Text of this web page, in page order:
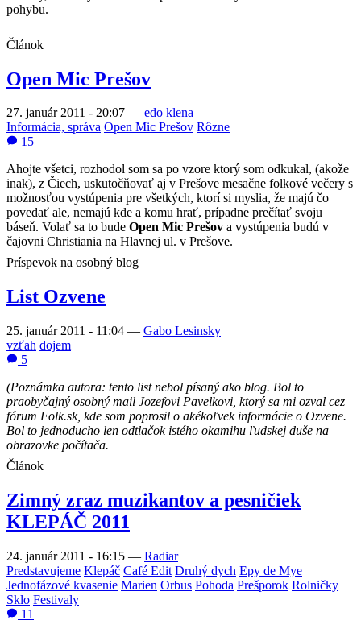
pohybu.
Článok
Open Mic Prešov
27. január 2011 - 20:07 — edo klena
Informácia, správa Open Mic Prešov Rôzne
15
Ahojte všetci, rozhodol som sa po vzore ktorý som odkukal, (akože
inak), z Čiech, uskutočňovať aj v Prešove mesačne folkové večery s
možnosťou vystúpenia pre všetkých, ktorí si myslia, že majú čo
povedať ale, nemajú kde a komu hrať, prípadne prečítať svoju
báseň. Volať sa to bude Open Mic Prešov a vystúpenia budú v
čajovni Christiania na Hlavnej ul. v Prešove.
Príspevok na osobný blog
List Ozvene
25. január 2011 - 11:04 — Gabo Lesinsky
vzťah dojem
5
(Poznámka autora: tento list nebol písaný ako blog. Bol to
praobyčajný osobný mail Jozefovi Pavelkovi, ktorý sa mi ozval cez
fórum Folk.sk, kde som poprosil o akékoľvek informácie o Ozvene.
Bol to jednoducho len odtlačok istého okamihu ľudskej duše na
obrazovke počítača.
Článok
Zimný zraz muzikantov a pesničiek
KLEPÁČ 2011
24. január 2011 - 16:15 — Radiar
Predstavujeme Klepáč Café Edit Druhý dych Epy de Mye
Jednofázové kvasenie Marien Orbus Pohoda Prešporok Rolničky
Sklo Festivaly
11